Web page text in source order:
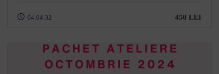
04:04:32 450 LEI